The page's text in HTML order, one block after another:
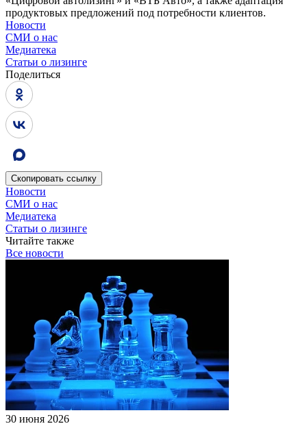
продуктовых предложений под потребности клиентов.
Новости
СМИ о нас
Медиатека
Статьи о лизинге
Поделиться
Скопировать ссылку
Новости
СМИ о нас
Медиатека
Статьи о лизинге
Читайте также
Все новости
30 июня 2026